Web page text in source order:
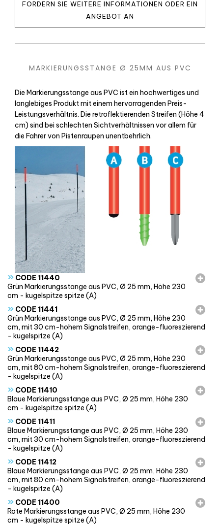
FORDERN SIE WEITERE INFORMATIONEN ODER EIN
ANGEBOT AN
MARKIERUNGSSTANGE Ø 25MM AUS PVC
Die Markierungsstange aus PVC ist ein hochwertiges und
langlebiges Produkt mit einem hervorragenden Preis-
Leistungsverhältnis. Die retroflektierenden Streifen (Höhe 4
cm) sind bei schlechten Sichtverhältnissen vor allem für
die Fahrer von Pistenraupen unentbehrlich.
» CODE 11440
Grün Markierungsstange aus PVC, Ø 25 mm, Höhe 230
cm - kugelspitze spitze (A)
» CODE 11441
Grün Markierungsstange aus PVC, Ø 25 mm, Höhe 230
cm, mit 30 cm-hohem Signalstreifen, orange-fluoreszierend
- kugelspitze (A)
» CODE 11442
Grün Markierungsstange aus PVC, Ø 25 mm, Höhe 230
cm, mit 80 cm-hohem Signalstreifen, orange-fluoreszierend
- kugelspitze (A)
» CODE 11410
Blaue Markierungsstange aus PVC, Ø 25 mm, Höhe 230
cm - kugelspitze spitze (A)
» CODE 11411
Blaue Markierungsstange aus PVC, Ø 25 mm, Höhe 230
cm, mit 30 cm-hohem Signalstreifen, orange-fluoreszierend
- kugelspitze (A)
» CODE 11412
Blaue Markierungsstange aus PVC, Ø 25 mm, Höhe 230
cm, mit 80 cm-hohem Signalstreifen, orange-fluoreszierend
- kugelspitze (A)
» CODE 11400
Rote Markierungsstange aus PVC, Ø 25 mm, Höhe 230
cm - kugelspitze spitze (A)